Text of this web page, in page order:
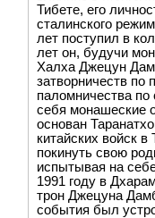
Тибете, его
сталинского
лет поступил в
лет он, будучи
Халха Джецун
затворничеств по
паломничества
себя монашеские
основан
китайских войск
покинуть свою
испытывая на
1991 году в
трон Джецуна
события был